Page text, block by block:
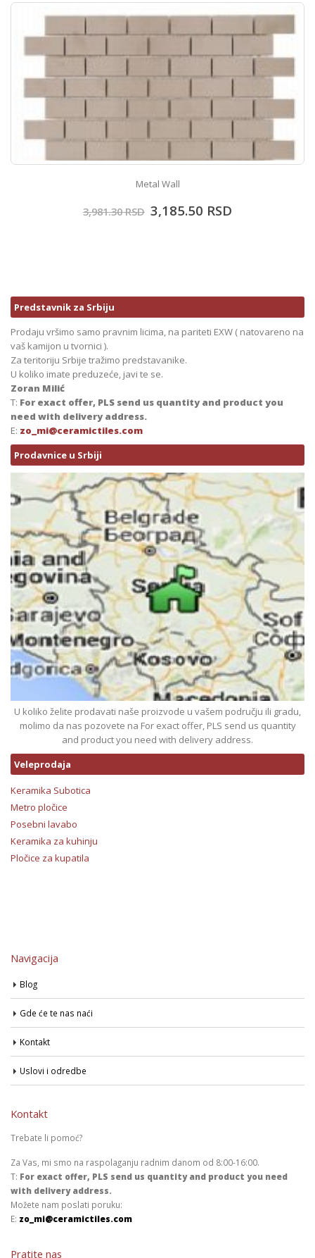
Metal Wall
3,981.30RSD 3,185.50 RSD
Predstavnik za Srbiju
Prodaju vršimo samo pravnim licima, na pariteti EXW ( natovareno na
vaš kamijon u tvornici ).
Za teritoriju Srbije tražimo predstavanike.
U koliko imate preduzeće, javi te se.
Zoran Milić
T: For exact offer, PLS send us quantity and product you
need with delivery address.
E: zo_mi@ceramictiles.com
Prodavnice u Srbiji
U koliko želite prodavati naše proizvode u vašem području ili gradu,
molimo da nas pozovete na For exact offer, PLS send us quantity
and product you need with delivery address.
Veleprodaja
Keramika Subotica
Metro pločice
Posebni lavabo
Keramika za kuhinju
Pločice za kupatila
Navigacija
Blog
Gde će te nas naći
Kontakt
Uslovi i odredbe
Kontakt
Trebate li pomoć?
Za Vas, mi smo na raspolaganju radnim danom od 8:00-16:00.
T: For exact offer, PLS send us quantity and product you need
with delivery address.
Možete nam poslati poruku:
E: zo_mi@ceramictiles.com
Pratite nas